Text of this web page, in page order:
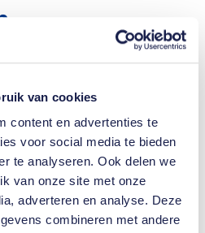
van cookies
content en advertenties te
voor social media te bieden
te analyseren. Ook delen we
van onze site met onze
adverteren en analyse. Deze
combineren met andere
lijken sterk op die
grootte van het veld, de
de afstanden tot de
zijn hetzelfde. Toch
specifiek voor